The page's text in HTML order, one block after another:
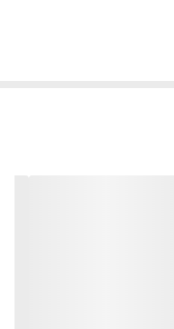
شود. همچنین برای